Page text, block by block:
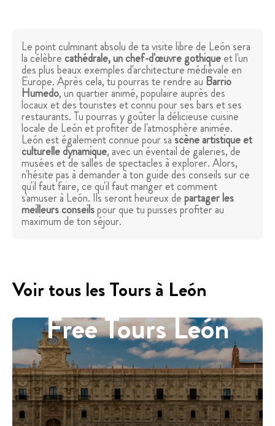
Le point culminant absolu de ta visite libre de León sera
la célèbrecathédrale, un chef-d'œuvre gothiqueet l'un
des plus beaux exemples d'architecture médiévale en
Europe. Après cela, tu pourras te rendre au Barrio
Humedo, un quartier animé, populaire auprès des
locaux et des touristes et connu pour ses bars et ses
restaurants. Tu pourras y goûter la délicieuse cuisine
locale de León et profiter de l'atmosphère animée.
León est également connue pour sascène artistique et
culturelle dynamique, avec un éventail de galeries, de
musées et de salles de spectacles à explorer. Alors,
n'hésite pas à demander à ton guide des conseils sur ce
qu'il faut faire, ce qu'il faut manger et comment
s'amuser à León. Ils seront heureux departager les
meilleurs conseilspour que tu puisses profiter au
maximum de ton séjour.
Voir tous les Tours à León
Free Tours León